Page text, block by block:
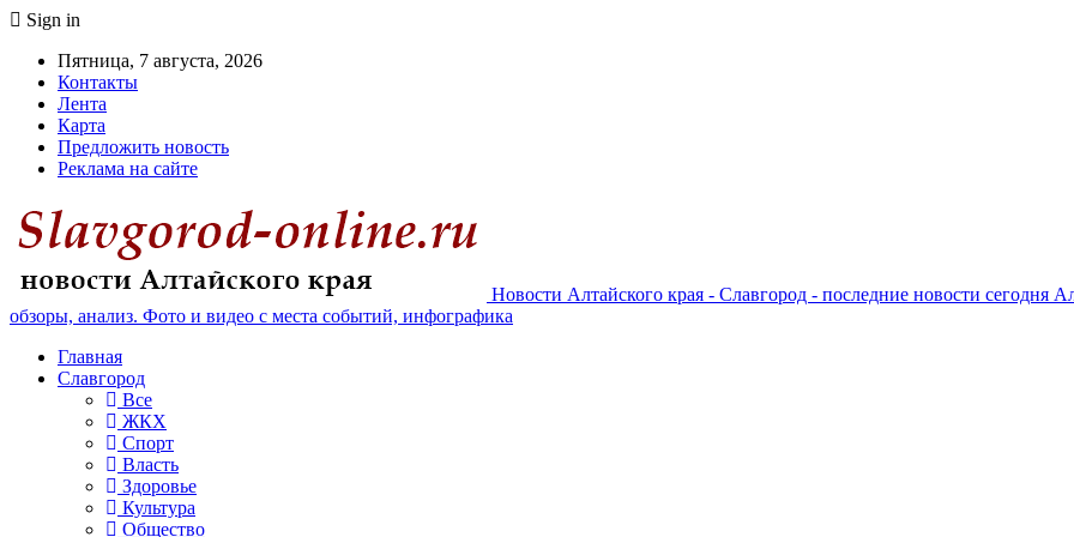
Sign in
Пятница, 7 августа, 2026
Контакты
Лента
Карта
Предложить новость
Реклама на сайте
Новости Алтайского края - Славгород - последние новости сегодня
обзоры, анализ. Фото и видео с места событий, инфографика
Главная
Славгород
Все
ЖКХ
Спорт
Власть
Здоровье
Культура
Общество